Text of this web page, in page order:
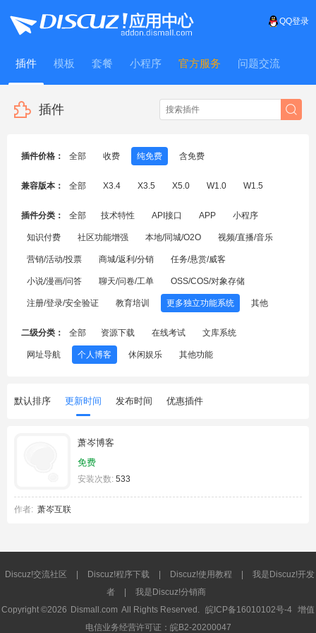
QQ登录
插件 模板 套餐 小程序 官方服务 问题交流
WitFrame
插件
插件价格： 全部 收费 纯免费 含免费
兼容版本： 全部 X3.4 X3.5 X5.0 W1.0 W1.5
插件分类： 全部 技术特性 API接口 APP 小程序
知识付费 社区功能增强 本地/同城/O2O 视频/直播/音乐
营销/活动/投票 商城/返利/分销 任务/悬赏/威客
小说/漫画/问答 聊天/问卷/工单 OSS/COS/对象存储
注册/登录/安全验证 教育培训 更多独立功能系统 其他
二级分类： 全部 资源下载 在线考试 文库系统
网址导航 个人博客 休闲娱乐 其他功能
默认排序 更新时间 发布时间 优惠插件
萧岑博客
免费
安装次数: 533
作者: 萧岑互联
Discuz!交流社区 Discuz!程序下载 Discuz!使用教程
我是Discuz!开发
者
我是Discuz!分销商
Copyright ©2026 Dismall.com All Rights Reserved. 皖ICP备16010102号-4 增值
电信业务经营许可证：皖B2-20200047